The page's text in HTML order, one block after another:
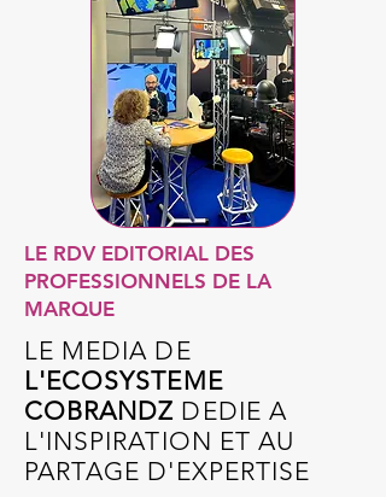
LE RDV EDITORIAL DES
PROFESSIONNELS DE LA
MARQUE
LE MEDIA DE
L'ECOSYSTEME
COBRANDZ DEDIE A
L'INSPIRATION ET AU
PARTAGE D'EXPERTISE